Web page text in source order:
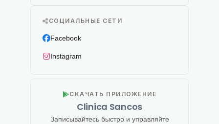
СОЦИАЛЬНЫЕ СЕТИ
Facebook
Instagram
СКАЧАТЬ ПРИЛОЖЕНИЕ
Clinica Sancos
Записывайтесь быстро и управляйте